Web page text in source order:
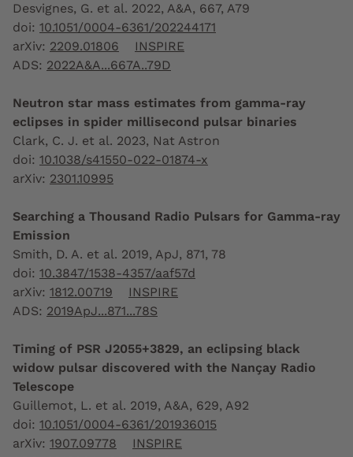
Desvignes, G. et al. 2022, A&A, 667, A79
doi: 10.1051/0004-6361/202244171
arXiv: 2209.01806
INSPIRE
ADS: 2022A&A...667A..79D
Neutron star mass estimates from gamma-ray
eclipses in spider millisecond pulsar binaries
Clark, C. J. et al. 2023, Nat Astron
doi: 10.1038/s41550-022-01874-x
arXiv: 2301.10995
Searching a Thousand Radio Pulsars for Gamma-ray
Emission
Smith, D. A. et al. 2019, ApJ, 871, 78
doi: 10.3847/1538-4357/aaf57d
arXiv: 1812.00719
INSPIRE
ADS: 2019ApJ...871...78S
Timing of PSR J2055+3829, an eclipsing black
widow pulsar discovered with the Nançay Radio
Telescope
Guillemot, L. et al. 2019, A&A, 629, A92
doi: 10.1051/0004-6361/201936015
arXiv: 1907.09778
INSPIRE